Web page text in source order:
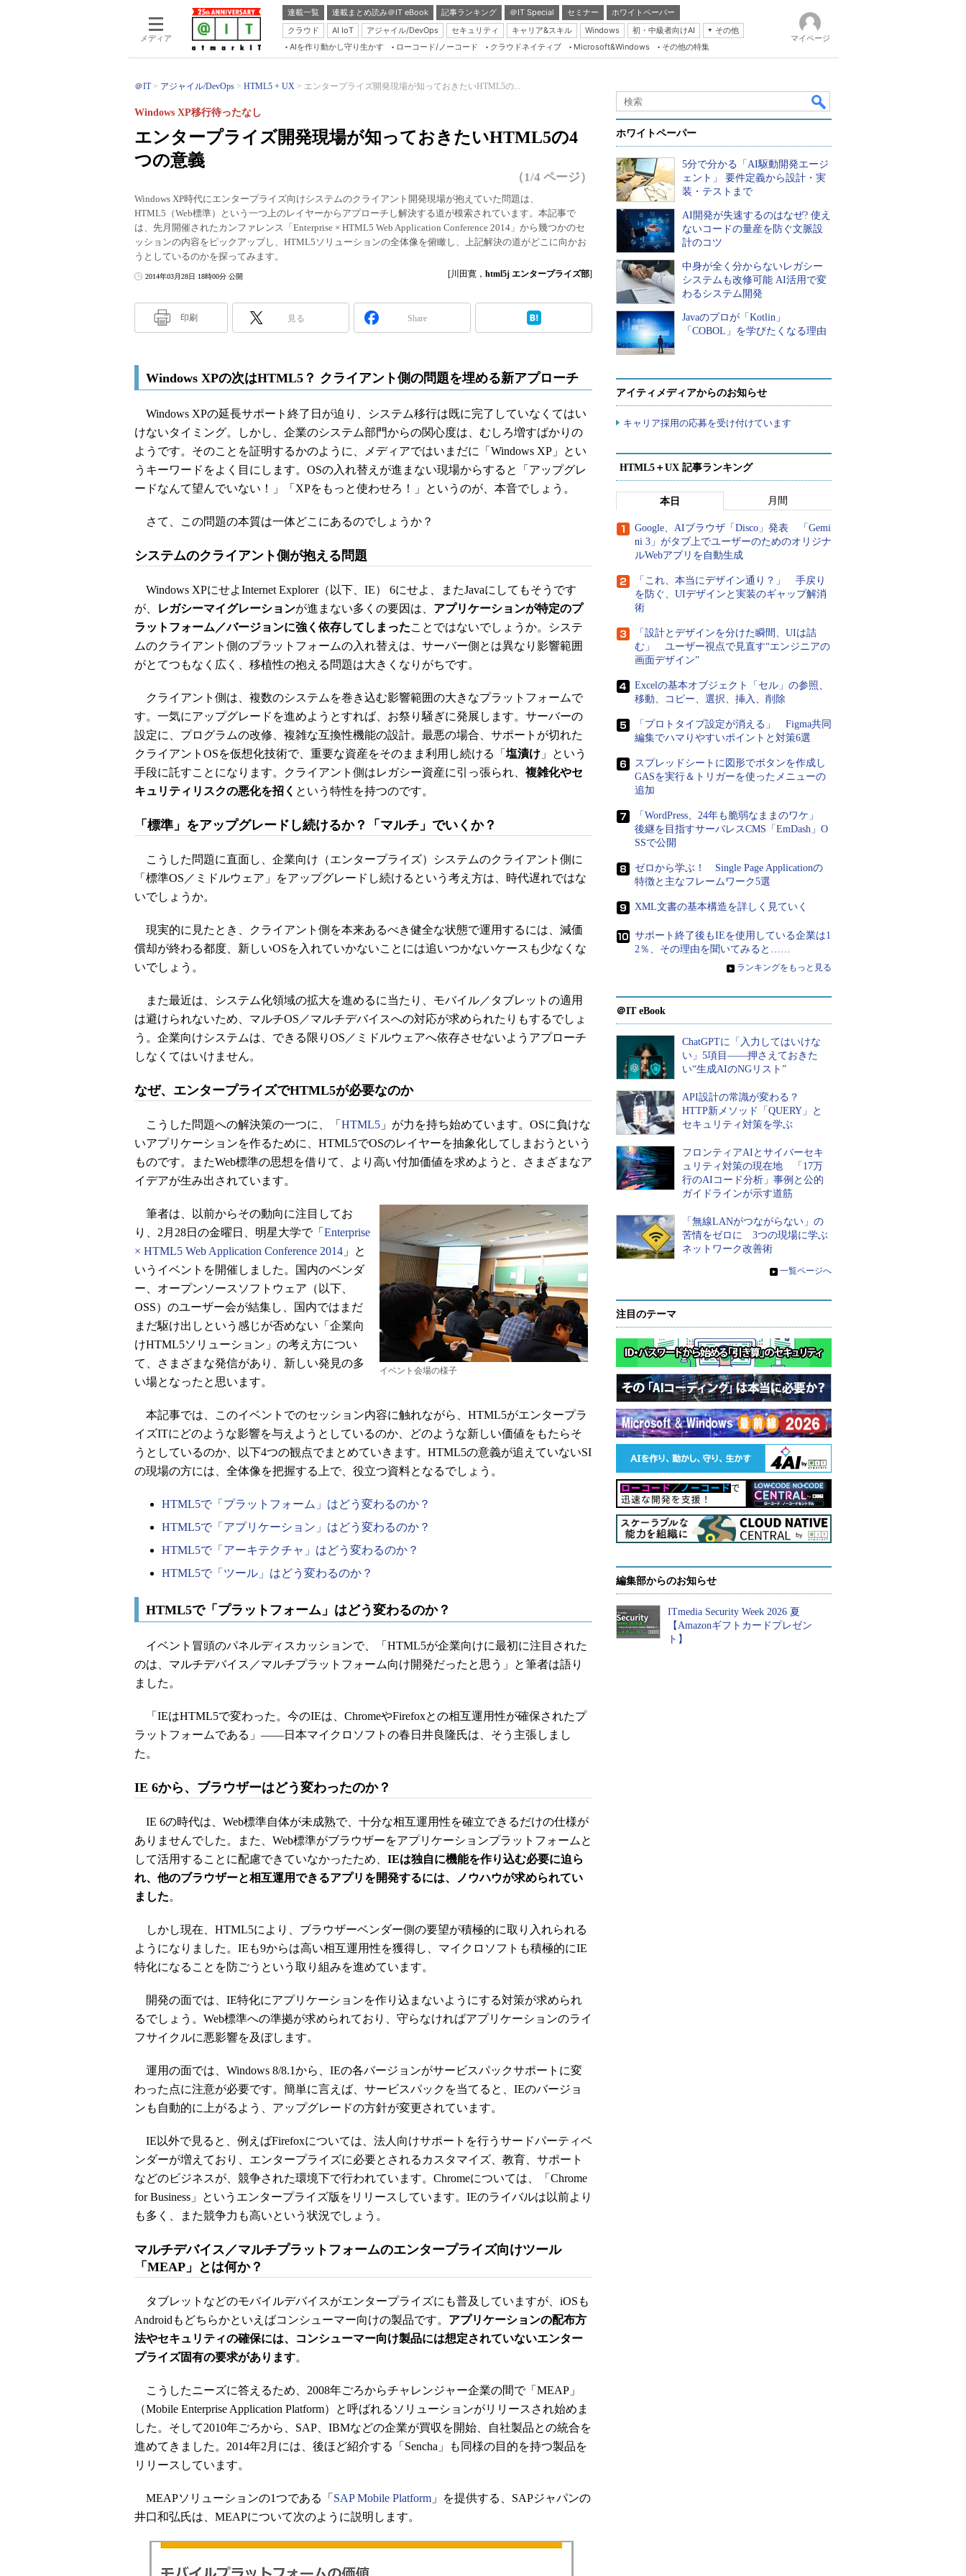
メディア
連載一覧 連載まとめ読み＠IT eBook 記事ランキング ＠IT Special セミナー
ホワイトペーパー
クラウド
AI IoT アジャイル/DevOps セキュリティ キャリア&スキル Windows 初・中級者向けAI
その他
Server & Storage
Java Agile
Database Expert
Master of IP Network
Security & Trust
AIを作り動かし守り生かす ローコード/ノーコード クラウドネイティブ Microsoft&Windows その他の特集
マイページ
＠IT アジャイル/DevOps HTML5 + UX エンタープライズ開発現場が知っておきたいHTML5の...
エンタープライズ開発現場が知っておきたいHTML5の4
つの意義
Windows XP移行待ったなし
（1/4 ページ）
Windows XP時代にエンタープライズ向けシステムのクライアント開発現場が抱えていた問題は、
HTML5（Web標準）という一つ上のレイヤーからアプローチし解決する道が模索されています。本記事で
は、先月開催されたカンファレンス「Enterprise × HTML5 Web Application Conference 2014」から幾つかのセ
ッションの内容をピックアップし、HTML5ソリューションの全体像を俯瞰し、上記解決の道がどこに向かお
うとしているのかを探ってみます。
2014年03月28日 18時00分 公開 [川田寛， html5j エンタープライズ部]
印刷 見る Share
Windows XPの次はHTML5？ クライアント側の問題を埋める新アプローチ
Windows XPの延長サポート終了日が迫り、システム移行は既に完了していなくてはい
けないタイミング。しかし、企業のシステム部門からの関心度は、むしろ増すばかりの
ようです。そのことを証明するかのように、メディアではいまだに「Windows XP」とい
うキーワードをよく目にします。OSの入れ替えが進まない現場からすると「アップグレ
ードなんて望んでいない！」「XPをもっと使わせろ！」というのが、本音でしょう。
さて、この問題の本質は一体どこにあるのでしょうか？
システムのクライアント側が抱える問題
Windows XPにせよInternet Explorer（以下、IE） 6にせよ、またJavaにしてもそうです
が、
レガシーマイグレーションが進まない多くの要因は、 アプリケーションが特定のプ
ラットフォーム／バージョンに強く依存してしまったことではないでしょうか。システ
ムのクライアント側のプラットフォームの入れ替えは、サーバー側とは異なり影響範囲
がとてつもなく広く、移植性の抱える問題は大きくなりがちです。
クライアント側は、複数のシステムを巻き込む影響範囲の大きなプラットフォームで
す。一気にアップグレードを進めようとすれば、お祭り騒ぎに発展します。サーバーの
設定に、プログラムの改修、複雑な互換性機能の設計。最悪の場合、サポートが切れた
クライアントOSを仮想化技術で、重要な資産をそのまま利用し続ける「 塩漬け 」という
手段に託すことになります。クライアント側はレガシー資産に引っ張られ、 複雑化やセ
キュリティリスクの悪化を招く という特性を持つのです。
「標準」をアップグレードし続けるか？「マルチ」でいくか？
こうした問題に直面し、企業向け（エンタープライズ）システムのクライアント側に
「標準OS／ミドルウェア」をアップグレードし続けるという考え方は、時代遅れではな
いでしょうか。
現実的に見たとき、クライアント側を本来あるべき健全な状態で運用するには、減価
償却が終わる都度、新しいOSを入れていかないことには追いつかないケースも少なくな
いでしょう。
また最近は、システム化領域の拡大を進めるに当たり、モバイル／タブレットの適用
は避けられないため、マルチOS／マルチデバイスへの対応が求められたりもするでしょ
う。企業向けシステムは、できる限りOS／ミドルウェアへ依存させないようアプローチ
しなくてはいけません。
なぜ、エンタープライズでHTML5が必要なのか
こうした問題への解決策の一つに、「 HTML5 」が力を持ち始めています。OSに負けな
いアプリケーションを作るために、HTML5でOSのレイヤーを抽象化してしまおうという
ものです。またWeb標準の思想を借りて、より高い付加価値を求めようと、さまざまなア
イデアが生み出されています。
イベント会場の様子
筆者は、以前からその動向に注目してお
り、2月28日の金曜日、明星大学で「 Enterprise
× HTML5 Web Application Conference 2014 」と
いうイベントを開催しました。国内のベンダ
ー、オープンソースソフトウェア（以下、
OSS）のユーザー会が結集し、国内ではまだ
まだ駆け出しという感じが否めない「企業向
けHTML5ソリューション」の考え方につい
て、さまざまな発信があり、新しい発見の多
い場となったと思います。
本記事では、このイベントでのセッション内容に触れながら、HTML5がエンタープラ
イズITにどのような影響を与えようとしているのか、どのような新しい価値をもたらそ
うとしているのか、以下4つの観点でまとめていきます。HTML5の意義が追えていないSI
の現場の方には、全体像を把握する上で、役立つ資料となるでしょう。
HTML5で「プラットフォーム」はどう変わるのか？
HTML5で「アプリケーション」はどう変わるのか？
HTML5で「アーキテクチャ」はどう変わるのか？
HTML5で「ツール」はどう変わるのか？
HTML5で「プラットフォーム」はどう変わるのか？
イベント冒頭のパネルディスカッションで、「HTML5が企業向けに最初に注目された
のは、マルチデバイス／マルチプラットフォーム向け開発だったと思う」と筆者は語り
ました。
「IEはHTML5で変わった。今のIEは、ChromeやFirefoxとの相互運用性が確保されたプ
ラットフォームである」――日本マイクロソフトの春日井良隆氏は、そう主張しまし
た。
IE 6から、ブラウザーはどう変わったのか？
IE 6の時代は、Web標準自体が未成熟で、十分な相互運用性を確立できるだけの仕様が
ありませんでした。また、Web標準がブラウザーをアプリケーションプラットフォームと
して活用することに配慮できていなかったため、 IEは独自に機能を作り込む必要に迫ら
れ、他のブラウザーと相互運用できるアプリを開発するには、ノウハウが求められてい
ました。
しかし現在、HTML5により、ブラウザーベンダー側の要望が積極的に取り入れられる
ようになりました。IEも9からは高い相互運用性を獲得し、マイクロソフトも積極的にIE
特化になることを防ごうという取り組みを進めています。
開発の面では、IE特化にアプリケーションを作り込まないようにする対策が求められ
るでしょう。Web標準への準拠が求められており、守らなければアプリケーションのライ
フサイクルに悪影響を及ぼします。
運用の面では、Windows 8/8.1から、IEの各バージョンがサービスパックサポートに変
わった点に注意が必要です。簡単に言えば、サービスパックを当てると、IEのバージョ
ンも自動的に上がるよう、アップグレードの方針が変更されています。
IE以外で見ると、例えばFirefoxについては、法人向けサポートを行うサードパーティベ
ンダーが増えており、エンタープライズに必要とされるカスタマイズ、教育、サポート
などのビジネスが、競争された環境下で行われています。Chromeについては、「Chrome
for Business」というエンタープライズ版をリリースしています。IEのライバルは以前より
も多く、また競争力も高いという状況でしょう。
マルチデバイス／マルチプラットフォームのエンタープライズ向けツール
「MEAP」とは何か？
タブレットなどのモバイルデバイスがエンタープライズにも普及していますが、iOSも
Androidもどちらかといえばコンシューマー向けの製品です。 アプリケーションの配布方
法やセキュリティの確保には、コンシューマー向け製品には想定されていないエンター
プライズ固有の要求があります。
こうしたニーズに答えるため、2008年ごろからチャレンジャー企業の間で「MEAP」
（Mobile Enterprise Application Platform）と呼ばれるソリューションがリリースされ始めま
した。そして2010年ごろから、SAP、IBMなどの企業が買収を開始、自社製品との統合を
進めてきました。2014年2月には、後ほど紹介する「Sencha」も同様の目的を持つ製品を
リリースしています。
MEAPソリューションの1つである「 SAP Mobile Platform 」を提供する、SAPジャパンの
井口和弘氏は、MEAPについて次のように説明します。
ホワイトペーパー
5分で分かる「AI駆動開発エージ
ェント」 要件定義から設計・実
装・テストまで
AI開発が失速するのはなぜ? 使え
ないコードの量産を防ぐ文脈設
計のコツ
中身が全く分からないレガシー
システムも改修可能 AI活用で変
わるシステム開発
Javaのプロが「Kotlin」
「COBOL」を学びたくなる理由
アイティメディアからのお知らせ
キャリア採用の応募を受け付けています
HTML5＋UX 記事ランキング
本日 月間
Google、AIブラウザ「Disco」発表 「Gemi
ni 3」がタブ上でユーザーのためのオリジナ
ルWebアプリを自動生成
「これ、本当にデザイン通り？」 手戻り
を防ぐ、UIデザインと実装のギャップ解消
術
「設計とデザインを分けた瞬間、UIは詰
む」 ユーザー視点で見直す“エンジニアの
画面デザイン”
Excelの基本オブジェクト「セル」の参照、
移動、コピー、選択、挿入、削除
「プロトタイプ設定が消える」 Figma共同
編集でハマりやすいポイントと対策6選
スプレッドシートに図形でボタンを作成し
GASを実行＆トリガーを使ったメニューの
追加
「WordPress、24年も脆弱なままのワケ」
後継を目指すサーバレスCMS「EmDash」O
SSで公開
ゼロから学ぶ！ Single Page Applicationの
特徴と主なフレームワーク5選
XML文書の基本構造を詳しく見ていく
サポート終了後もIEを使用している企業は1
2％、その理由を聞いてみると……
» ランキングをもっと見る
＠IT eBook
ChatGPTに「入力してはいけな
い」5項目――押さえておきた
い“生成AIのNGリスト”
API設計の常識が変わる？
HTTP新メソッド「QUERY」と
セキュリティ対策を学ぶ
フロンティアAIとサイバーセキ
ュリティ対策の現在地 「17万
行のAIコード分析」事例と公的
ガイドラインが示す道筋
「無線LANがつながらない」の
苦情をゼロに 3つの現場に学ぶ
ネットワーク改善術
» 一覧ページへ
注目のテーマ
編集部からのお知らせ
ITmedia Security Week 2026 夏
【Amazonギフトカードプレゼン
ト】